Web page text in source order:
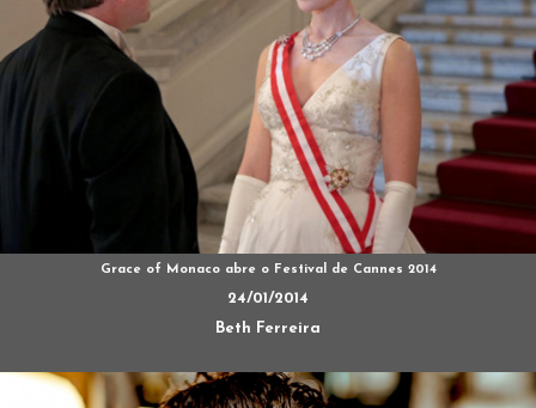
Grace of Monaco abre o Festival de Cannes 2014
24/01/2014
Beth Ferreira